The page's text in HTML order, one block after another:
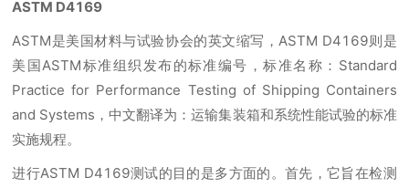
ASTM D4169
ASTM是美国材料与试验协会的英文缩写，ASTM D4169则是
美国ASTM标准组织发布的标准编号，标准名称：Standard
Practice for Performance Testing of Shipping Containers
and Systems，中文翻译为：运输集装箱和系统性能试验的标准
实施规程。
进行ASTM D4169测试的目的是多方面的。首先，它旨在检测